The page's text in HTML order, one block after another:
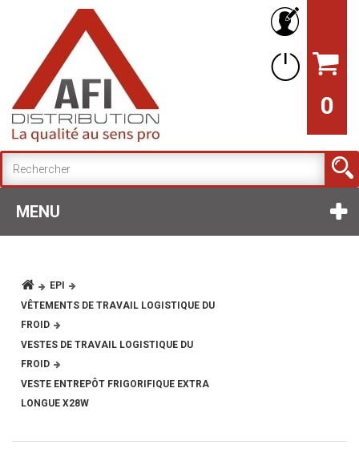
0
MENU
EPI
VÊTEMENTS DE TRAVAIL LOGISTIQUE DU
FROID
VESTES DE TRAVAIL LOGISTIQUE DU
FROID
VESTE ENTREPÔT FRIGORIFIQUE EXTRA
LONGUE X28W